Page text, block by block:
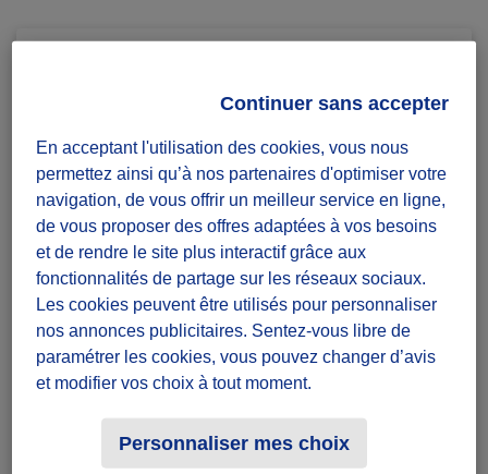
Artistique Théâtre
Bénévolat pour un festival
européen gratuit !
Diffuzeurs 15 souhaités
Paris
Badges à récolter
En acceptant l'utilisation des cookies, vous nous
permettez ainsi qu’à nos partenaires d'optimiser votre
navigation, de vous offrir un meilleur service en ligne,
de vous proposer des offres adaptées à vos besoins
et de rendre le site plus interactif grâce aux
fonctionnalités de partage sur les réseaux sociaux.
Les cookies peuvent être utilisés pour personnaliser
nos annonces publicitaires. Sentez-vous libre de
paramétrer les cookies, vous pouvez changer d’avis
et modifier vos choix à tout moment.
Personnaliser mes choix
Continuer sans accepter